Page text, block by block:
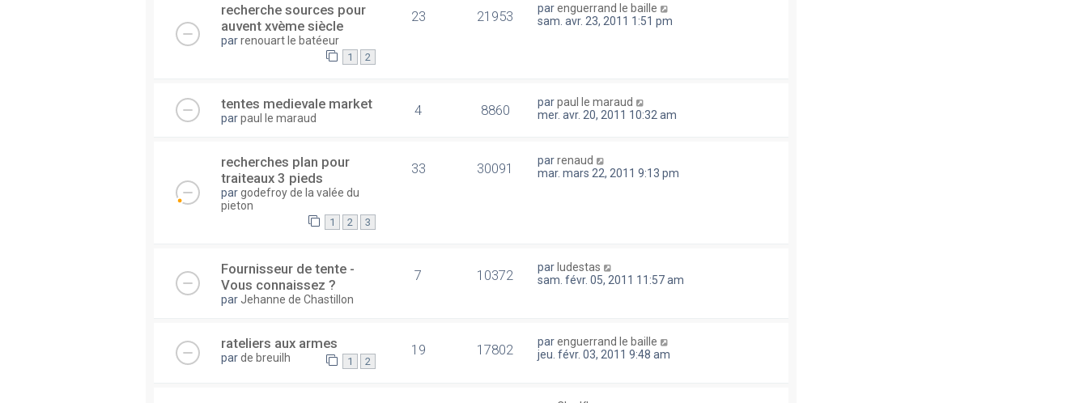
recherche sources pour
auvent xvème siècle
parrenouart le batéeur
1 2
23 21953 parenguerrand le baille
sam. avr. 23, 2011 1:51 pm
tentes medievale market
parpaul le maraud 4 8860 parpaul le maraud
mer. avr. 20, 2011 10:32 am
recherches plan pour
traiteaux 3 pieds
pargodefroy de la valée du
pieton
1 2 3
33 30091 parrenaud
mar. mars 22, 2011 9:13 pm
Fournisseur de tente -
Vous connaissez ?
par Jehanne de Chastillon
7 10372 par ludestas
sam. févr. 05, 2011 11:57 am
rateliers aux armes
parde breuilh 1 2
19 17802 parenguerrand le baille
jeu. févr. 03, 2011 9:48 am